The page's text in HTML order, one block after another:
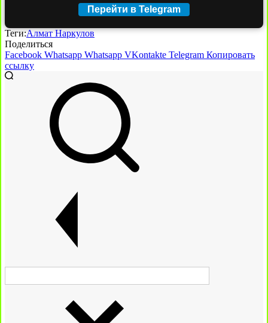
Перейти в Telegram
Теги:Алмат Наркулов
Поделиться
Facebook Whatsapp Whatsapp VKontakte Telegram Копировать
ссылку